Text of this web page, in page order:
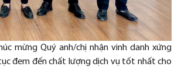
mừng Quý anh/chị nhận vinh danh xứng
đem đến chất lượng dịch vụ tốt nhất cho